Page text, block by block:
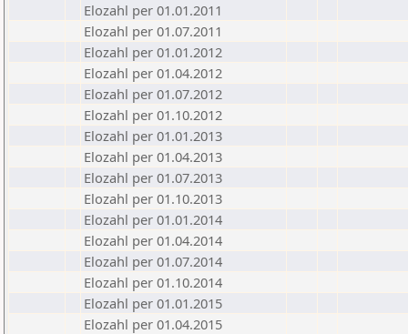
Elozahl per 01.01.2011
Elozahl per 01.07.2011
Elozahl per 01.01.2012
Elozahl per 01.04.2012
Elozahl per 01.07.2012
Elozahl per 01.10.2012
Elozahl per 01.01.2013
Elozahl per 01.04.2013
Elozahl per 01.07.2013
Elozahl per 01.10.2013
Elozahl per 01.01.2014
Elozahl per 01.04.2014
Elozahl per 01.07.2014
Elozahl per 01.10.2014
Elozahl per 01.01.2015
Elozahl per 01.04.2015